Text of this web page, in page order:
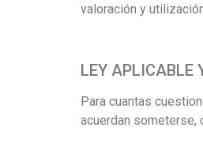
valoración y
LEY APLICABLE
Para cuantas
acuerdan someterse,